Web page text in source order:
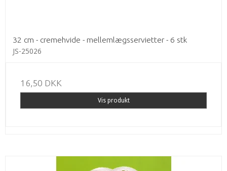
32 cm - cremehvide - mellemlægsservietter - 6 stk
JS-25026
16,50 DKK
Vis produkt